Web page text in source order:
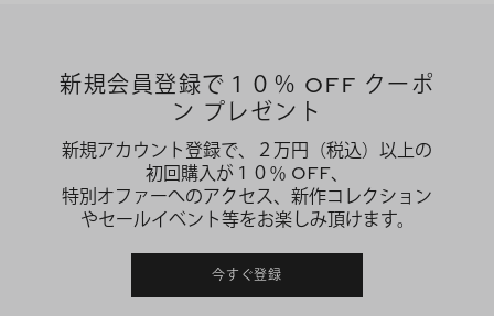
新規会員登録で１０％ OFF クーポ
ン プレゼント
新規アカウント登録で、２万円（税込）以上の
初回購入が１０％ OFF、
特別オファーへのアクセス、新作コレクション
やセールイベント等をお楽しみ頂けます。
今すぐ登録